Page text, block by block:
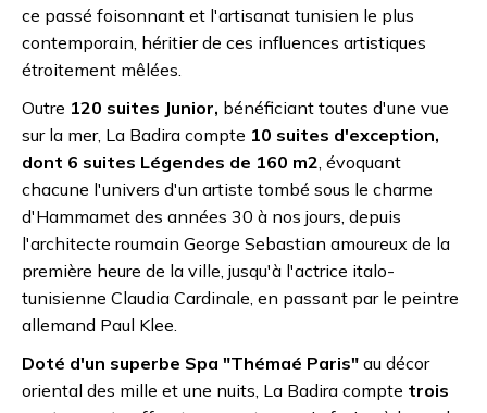
ce passé foisonnant et l'artisanat tunisien le plus
contemporain, héritier de ces influences artistiques
étroitement mêlées.
Outre 120 suites Junior, bénéficiant toutes d'une vue
sur la mer, La Badira compte 10 suites d'exception,
dont 6 suites Légendes de 160 m2 , évoquant
chacune l'univers d'un artiste tombé sous le charme
d'Hammamet des années 30 à nos jours, depuis
l'architecte roumain George Sebastian amoureux de la
première heure de la ville, jusqu'à l'actrice italo-
tunisienne Claudia Cardinale, en passant par le peintre
allemand Paul Klee.
Doté d'un superbe Spa "Thémaé Paris" au décor
oriental des mille et une nuits, La Badira compte trois